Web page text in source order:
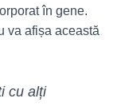
în gene.
va afișa această
cu alți